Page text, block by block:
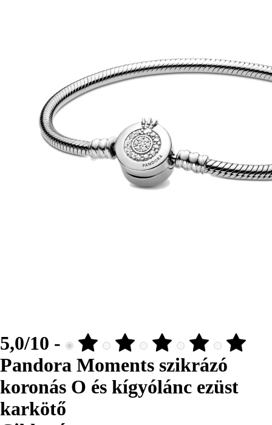
5,0/10 -
Pandora Moments szikrázó
koronás O és kígyólánc ezüst
karkötő